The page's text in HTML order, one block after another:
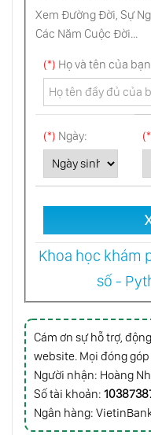
Lượng
Đất
Tầu
Cuộc
Đất
Định
Siêu
Vũ Trụ
Vụ
Xem Đường Đời, Sự
Các Năm Cuộc Đời...
(*) Họ và tên của
(*) Ngày:
Khoa học khám
số -
Cám ơn sự hỗ trợ,
website. Mọi đóng
Người nhận: Hoàng
Số tài khoản:
Ngân hàng: